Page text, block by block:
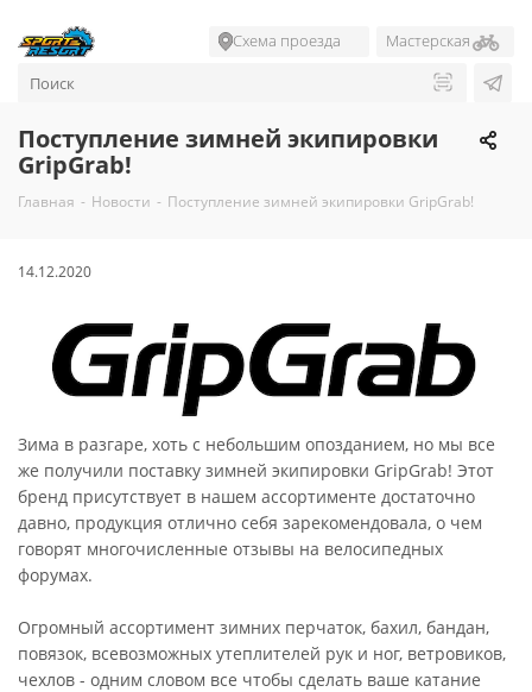
Схема проезда Мастерская
Поступление зимней экипировки
GripGrab!
Главная - Новости - Поступление зимней экипировки GripGrab!
14.12.2020
Зима в разгаре, хоть с небольшим опозданием, но мы все
же получили поставку зимней экипировки GripGrab! Этот
бренд присутствует в нашем ассортименте достаточно
давно, продукция отлично себя зарекомендовала, о чем
говорят многочисленные отзывы на велосипедных
форумах.
Огромный ассортимент зимних перчаток, бахил, бандан,
повязок, всевозможных утеплителей рук и ног, ветровиков,
чехлов - одним словом все чтобы сделать ваше катание